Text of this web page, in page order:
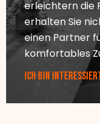
erleichtern die
erhalten Sie
einen Partner
komfortables
ICH BIN